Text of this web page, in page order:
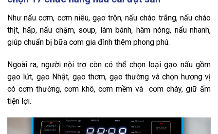
Như nấu cơm, cơm niêu, gạo trộn, nấu cháo trắng, nấu cháo
thịt, hấp, nấu chậm, soup, làm bánh, hâm nóng, nấu nhanh,
giúp chuẩn bị bữa cơm gia đình thêm phong phú.
Ngoài ra, người nội trợ còn có thể chọn loại gạo nấu gồm
gạo lứt, gạo Nhật, gạo thơm, gạo thường và chọn hương vị
có cơm thường, cơm khô, cơm mềm và cơm cháy, giữ ấm
tiện lợi.